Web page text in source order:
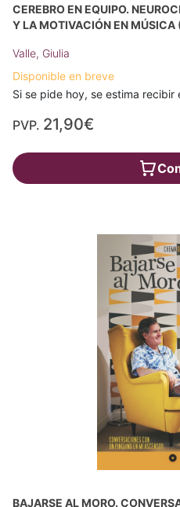
CEREBRO EN EQUIPO.
Y LA MOTIVACIÓN EN MÚSICA
Valle, Giulia
Disponible en breve
Si se pide hoy, se estima
PVP. 21,90€
BAJARSE AL MORO.